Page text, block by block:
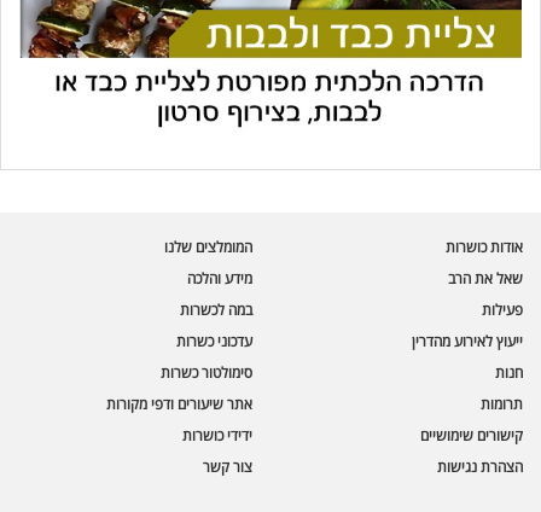
אודות כושרות
שאל את הרב
פעילות
ייעוץ לאירוע מהדרין
המומלצים שלנו
מידע והלכה
במה לכשרות
עדכוני כשרות
חנות
תרומות
קישורים שימושיים
הצהרת נגישות
סימולטור כשרות
אתר שיעורים ודפי מקורות
ידידי כושרות
צור קשר
🪲 בדיקת חרקים
מספר כושרות ומאמרי האתר
🔀 תערובות כלים ומאכלים